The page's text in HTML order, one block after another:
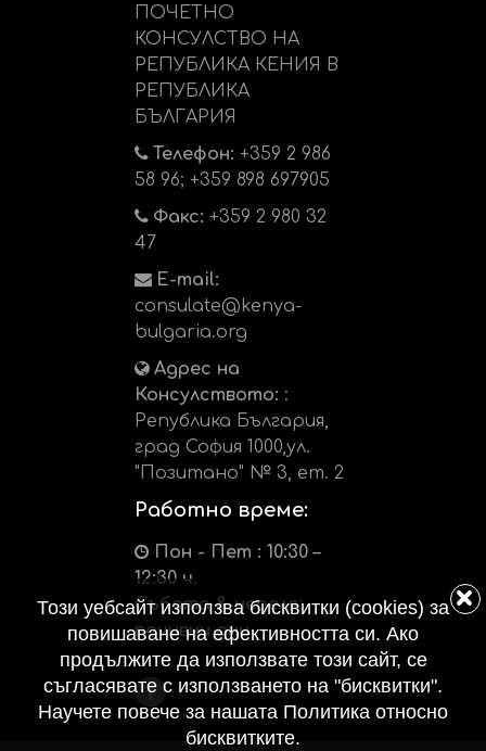
ПОЧЕТНО
КОНСУЛСТВО НА
РЕПУБЛИКА КЕНИЯ В
РЕПУБЛИКА
БЪЛГАРИЯ
Телефон: +359 2 986
58 96; +359 898 697905
Факс: +359 2 980 32
47
E-mail:
consulate@kenya-
bulgaria.org
Адрес на
Консулството: :
Република България,
град София 1000,ул.
"Позитано" № 3, ет. 2
Работно време:
Пон - Пет : 10:30 –
12:30 ч.
Събота & неделя:
почивни дни
Този уебсайт използва бисквитки (cookies) за
повишаване на ефективността си. Ако
продължите да използвате този сайт, се
съгласявате с използването на "бисквитки".
Научете повече за нашата Политика относно
бисквитките.